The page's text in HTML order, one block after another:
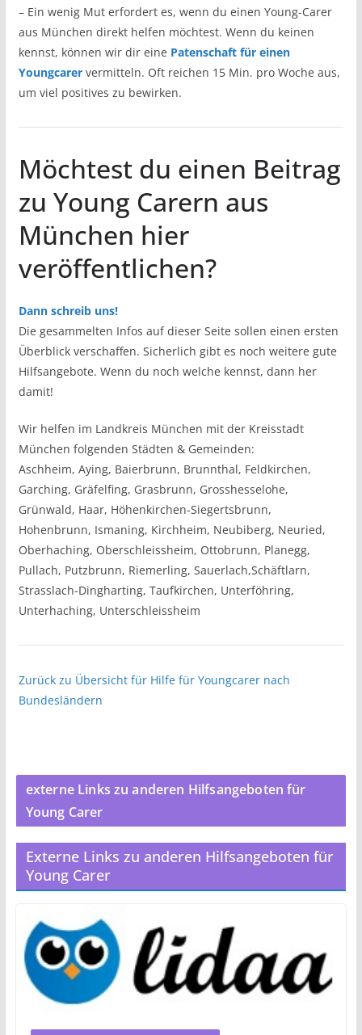
– Ein wenig Mut erfordert es, wenn du einen Young-Carer
aus München direkt helfen möchtest. Wenn du keinen
kennst, können wir dir eine Patenschaft für einen
Youngcarervermitteln. Oft reichen 15 Min. pro Woche aus,
um viel positives zu bewirken.
Möchtest du einen Beitrag
zu Young Carern aus
München hier
veröffentlichen?
Dann schreib uns!
Die gesammelten Infos auf dieser Seite sollen einen ersten
Überblick verschaffen. Sicherlich gibt es noch weitere gute
Hilfsangebote. Wenn du noch welche kennst, dann her
damit!
Wir helfen im Landkreis München mit der Kreisstadt
München folgenden Städten & Gemeinden:
Aschheim, Aying, Baierbrunn, Brunnthal, Feldkirchen,
Garching, Gräfelfing, Grasbrunn, Grosshesselohe,
Grünwald, Haar, Höhenkirchen-Siegertsbrunn,
Hohenbrunn, Ismaning, Kirchheim, Neubiberg, Neuried,
Oberhaching, Oberschleissheim, Ottobrunn, Planegg,
Pullach, Putzbrunn, Riemerling, Sauerlach,Schäftlarn,
Strasslach-Dingharting, Taufkirchen, Unterföhring,
Unterhaching, Unterschleissheim
Zurück zu Übersicht für Hilfe für Youngcarer nach
Bundesländern
externe Links zu anderen Hilfsangeboten für
Young Carer
Externe Links zu anderen Hilfsangeboten für
Young Carer